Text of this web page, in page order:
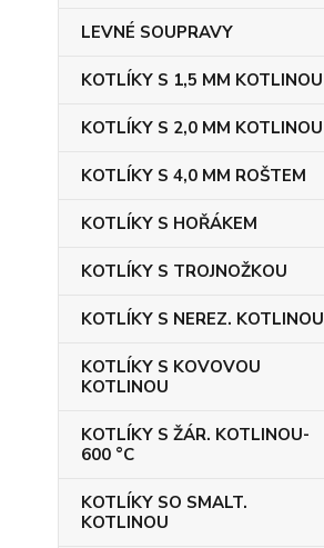
LEVNÉ SOUPRAVY
KOTLÍKY S 1,5 MM KOTLINOU
KOTLÍKY S 2,0 MM KOTLINOU
KOTLÍKY S 4,0 MM ROŠTEM
KOTLÍKY S HOŘÁKEM
KOTLÍKY S TROJNOŽKOU
KOTLÍKY S NEREZ. KOTLINOU
KOTLÍKY S KOVOVOU
KOTLINOU
KOTLÍKY S ŽÁR. KOTLINOU-
600 °C
KOTLÍKY SO SMALT.
KOTLINOU